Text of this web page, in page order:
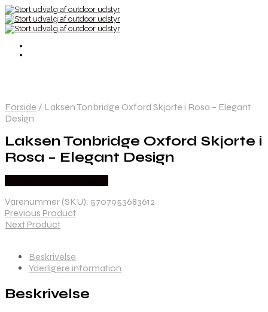
Forside / Laksen Tonbridge Oxford Skjorte i Rosa – Elegant
Design
Laksen Tonbridge Oxford Skjorte i
Rosa – Elegant Design
Varenummer (SKU): 5707953683612
Previous Product
Next Product
Beskrivelse
Yderligere information
Beskrivelse